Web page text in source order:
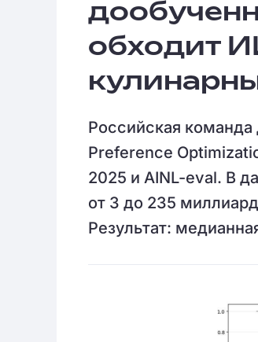
обходит
Российская
Preference
2025 и AINL-eval. В
от 3 до 235
Результат: